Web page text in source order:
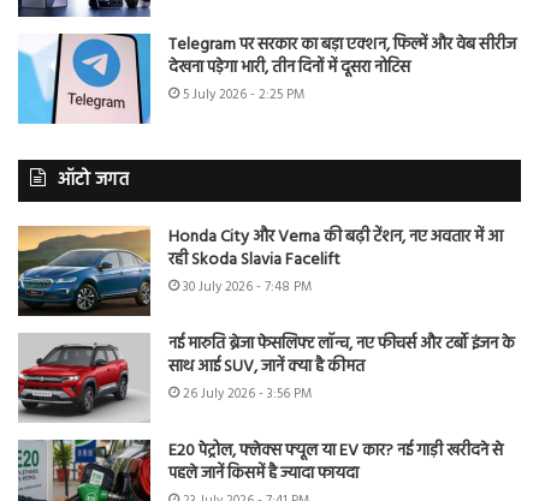
Telegram पर सरकार का बड़ा एक्शन, फिल्में और वेब सीरीज
देखना पड़ेगा भारी, तीन दिनों में दूसरा नोटिस
5 July 2026 - 2:25 PM
ऑटो जगत
Honda City और Verna की बढ़ी टेंशन, नए अवतार में आ
रही Skoda Slavia Facelift
30 July 2026 - 7:48 PM
नई मारुति ब्रेजा फेसलिफ्ट लॉन्च, नए फीचर्स और टर्बो इंजन के
साथ आई SUV, जानें क्या है कीमत
26 July 2026 - 3:56 PM
E20 पेट्रोल, फ्लेक्स फ्यूल या EV कार? नई गाड़ी खरीदने से
पहले जानें किसमें है ज्यादा फायदा